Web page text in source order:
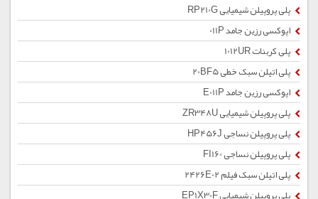
پلی پروپیلن شیمیایی RP210G
اپوکسی رزین جامد 011P
پلی کربنات 1012UR
پلی اتیلن سبک خطی 20BF5
اپوکسی رزین جامد E011P
پلی پروپیلن شیمیایی ZR348U
پلی پروپیلن نساجی HP456J
پلی پروپیلن نساجی FI160
پلی اتیلن سبک فیلم 2426E02